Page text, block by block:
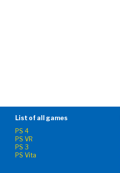
List of all games
PS 4
PS VR
PS 3
PS Vita